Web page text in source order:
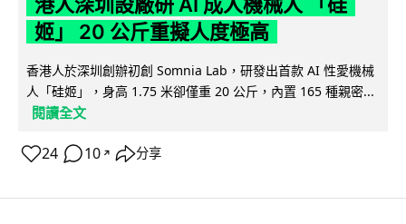
姬」 20 公斤重擬人度極高
香港人於深圳創辦初創 Somnia Lab，研發出首款 AI 性愛機械
人「硅姬」，身高 1.75 米卻僅重 20 公斤，內置 165 種親密...
閱讀全文
24 10 ↗ 分享